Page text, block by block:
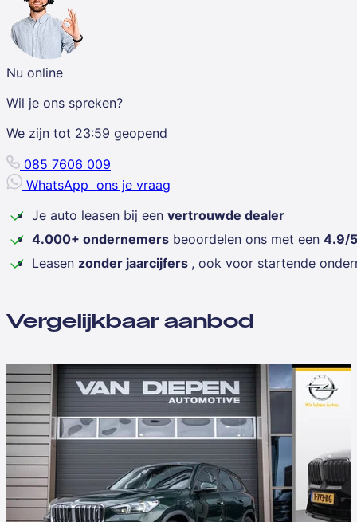
Nu online
Wil je ons spreken?
We zijn tot 23:59 geopend
085 7606 009
WhatsApp ons je vraag
Je auto leasen bij een vertrouwde dealer
4.000+ ondernemers beoordelen ons met een 4.9/5
Leasen zonder jaarcijfers , ook voor startende
Vergelijkbaar aanbod